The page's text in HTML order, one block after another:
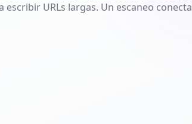
URLs largas. Un escaneo conecta